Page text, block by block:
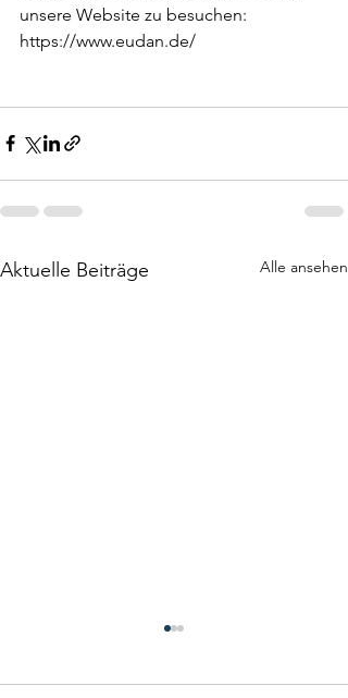
unsere Website zu besuchen:
https://www.eudan.de/
Aktuelle Beiträge Alle ansehen